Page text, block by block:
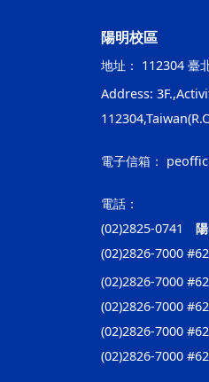
陽明校區
地址： 112304 臺
Address:
電子信箱：
電話：
(02)2825-0741
(02)2826-7000
(02)2826-7000
(02)2826-7000
(02)2826-7000
(02)2826-7000